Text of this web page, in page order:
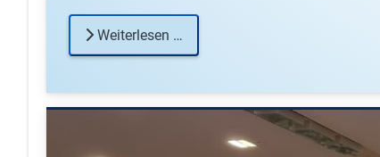
Weiterlesen …